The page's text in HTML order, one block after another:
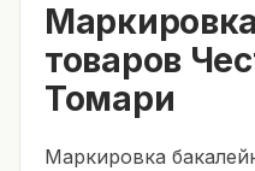
товаров
Томари
Маркировка